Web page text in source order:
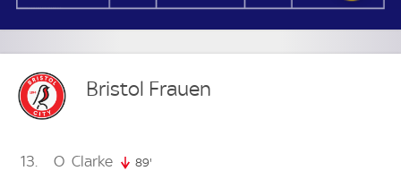
Bristol Frauen
13 O Clarke 89'